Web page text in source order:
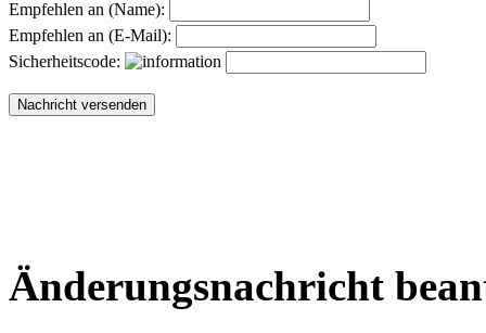
Empfehlen an (Name):
Empfehlen an (E-Mail):
Sicherheitscode:
Änderungsnachricht